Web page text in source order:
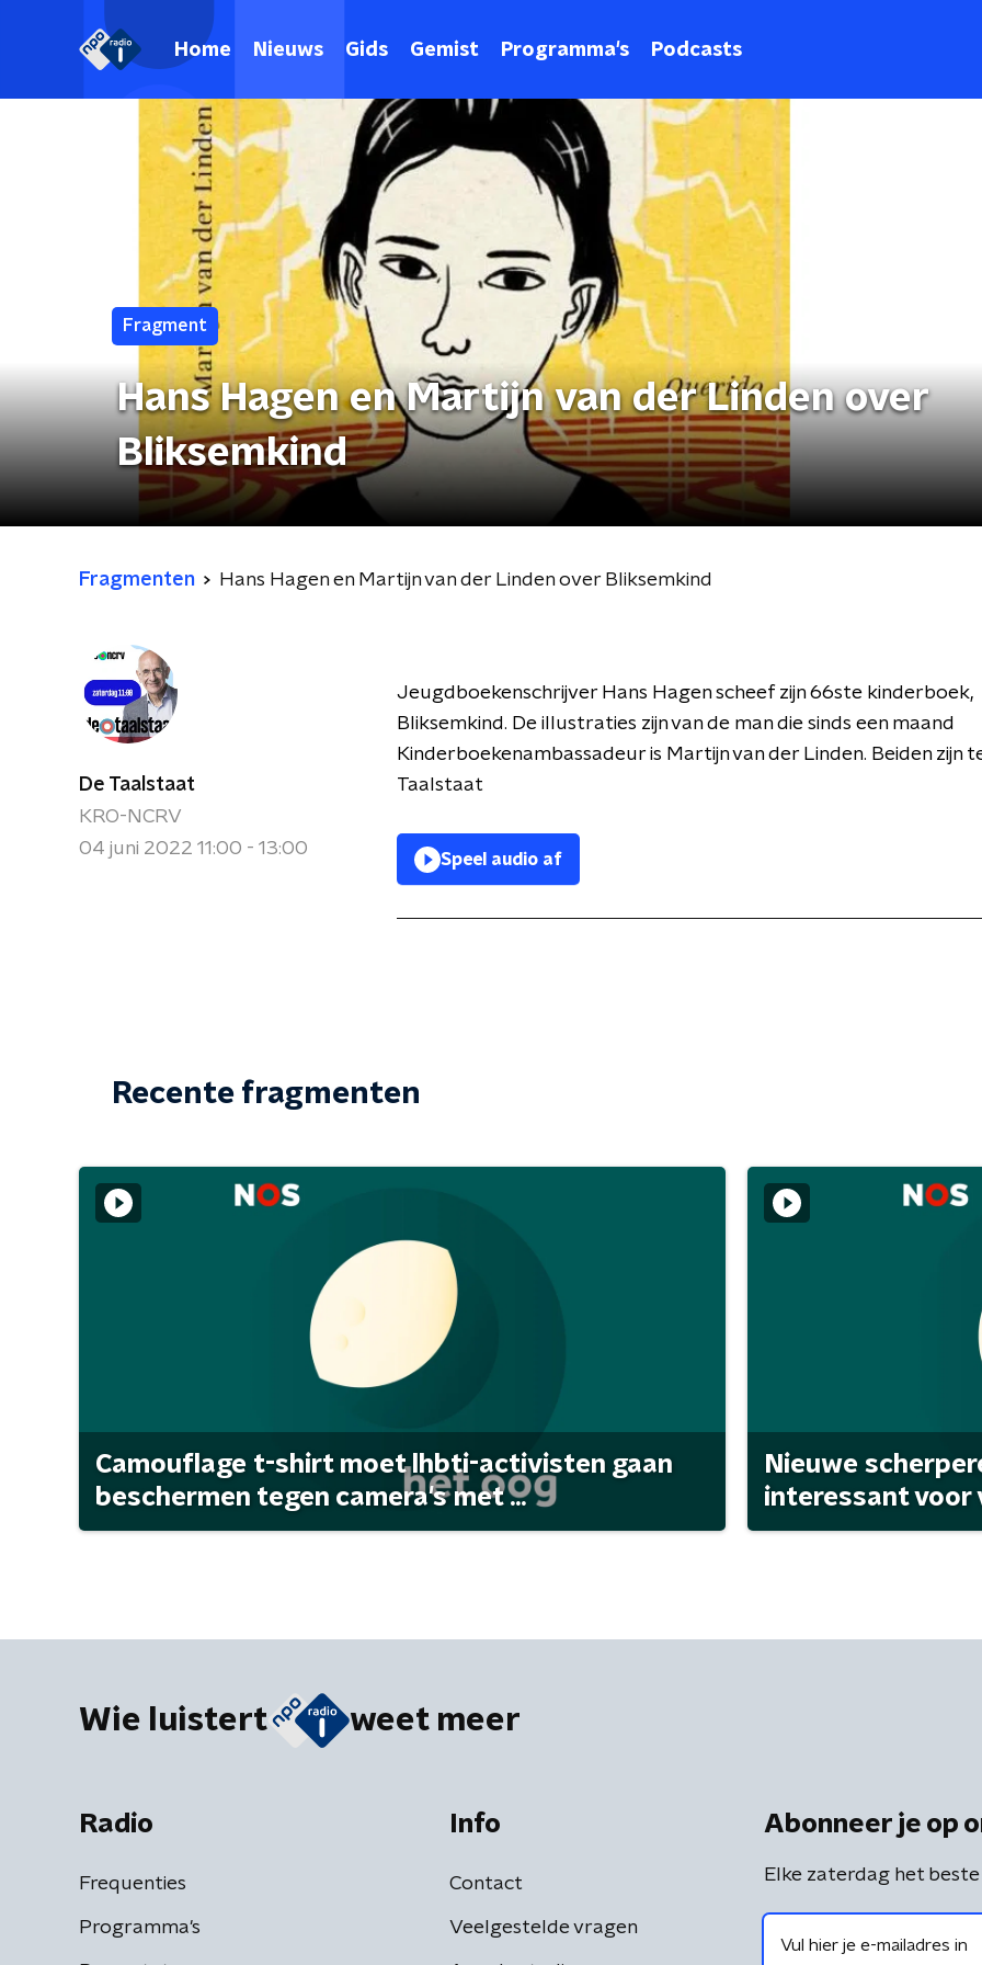
Home Nieuws Gids Gemist Programma's Podcasts
Fragment
Hans Hagen en Martijn van der Linden over
Bliksemkind
Fragmenten Hans Hagen en Martijn van der Linden over Bliksemkind
De Taalstaat
KRO-NCRV
04 juni 2022 11:00 - 13:00
Jeugdboekenschrijver Hans Hagen scheef zijn 66ste kinderboek,
Bliksemkind. De illustraties zijn van de man die sinds een maand
Kinderboekenambassadeur is Martijn van der Linden. Beiden zijn
Taalstaat
Speel audio af
Recente fragmenten
Camouflage t-shirt moet lhbti-activisten gaan
beschermen tegen camera's met ...
Nieuwe
interessant voor
Wie luistert weet meer
Radio
Frequenties
Programma's
Info
Contact
Veelgestelde vragen
Abonneer je op
Elke zaterdag het beste